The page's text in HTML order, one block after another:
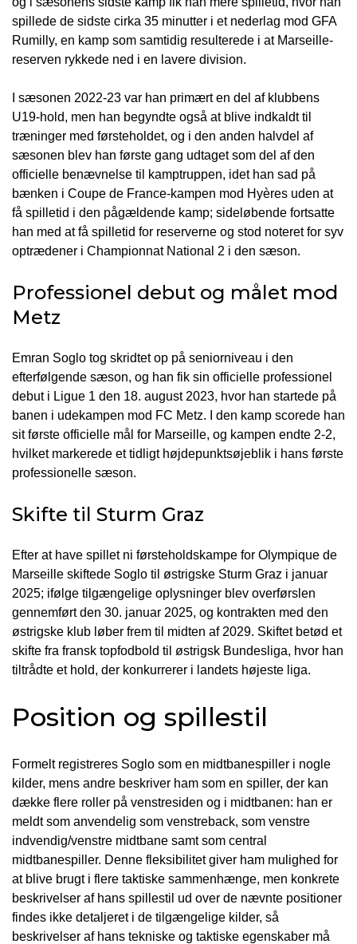
spillede de sidste cirka 35 minutter i et nederlag mod GFA
Rumilly, en kamp som samtidig resulterede i at Marseille-
reserven rykkede ned i en lavere division.
I sæsonen 2022-23 var han primært en del af klubbens
U19-hold, men han begyndte også at blive indkaldt til
træninger med førsteholdet, og i den anden halvdel af
sæsonen blev han første gang udtaget som del af den
officielle benævnelse til kamptruppen, idet han sad på
bænken i Coupe de France-kampen mod Hyères uden at
få spilletid i den pågældende kamp; sideløbende fortsatte
han med at få spilletid for reserverne og stod noteret for syv
optrædener i Championnat National 2 i den sæson.
Professionel debut og målet mod
Metz
Emran Soglo tog skridtet op på seniorniveau i den
efterfølgende sæson, og han fik sin officielle professionel
debut i Ligue 1 den 18. august 2023, hvor han startede på
banen i udekampen mod FC Metz. I den kamp scorede han
sit første officielle mål for Marseille, og kampen endte 2-2,
hvilket markerede et tidligt højdepunktsøjeblik i hans første
professionelle sæson.
Skifte til Sturm Graz
Efter at have spillet ni førsteholdskampe for Olympique de
Marseille skiftede Soglo til østrigske Sturm Graz i januar
2025; ifølge tilgængelige oplysninger blev overførslen
gennemført den 30. januar 2025, og kontrakten med den
østrigske klub løber frem til midten af 2029. Skiftet betød et
skifte fra fransk topfodbold til østrigsk Bundesliga, hvor han
tiltrådte et hold, der konkurrerer i landets højeste liga.
Position og spillestil
Formelt registreres Soglo som en midtbanespiller i nogle
kilder, mens andre beskriver ham som en spiller, der kan
dække flere roller på venstresiden og i midtbanen: han er
meldt som anvendelig som venstreback, som venstre
indvendig/venstre midtbane samt som central
midtbanespiller. Denne fleksibilitet giver ham mulighed for
at blive brugt i flere taktiske sammenhænge, men konkrete
beskrivelser af hans spillestil ud over de nævnte positioner
findes ikke detaljeret i de tilgængelige kilder, så
beskrivelser af hans tekniske og taktiske egenskaber må